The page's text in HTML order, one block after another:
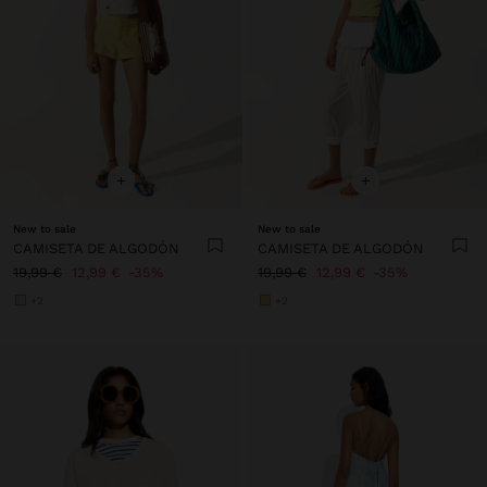
+
New to sale
CAMISETA DE ALGODÓN
19,99 €
12,99 € 35%
+
New to sale
CAMISETA DE ALGODÓN
19,99 €
12,99 € 35%